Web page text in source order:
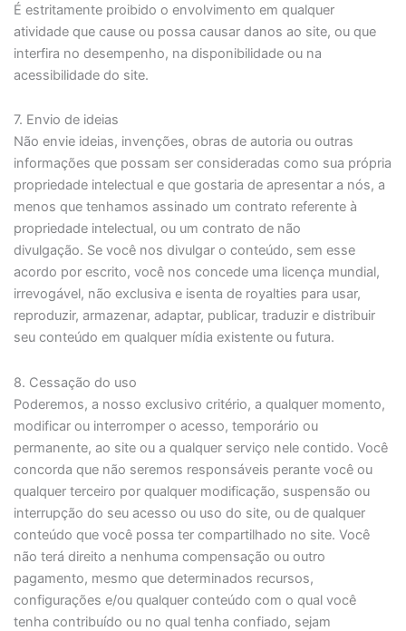
É estritamente proibido o envolvimento em qualquer
atividade que cause ou possa causar danos ao site, ou que
interfira no desempenho, na disponibilidade ou na
acessibilidade do site.
7. Envio de ideias
Não envie ideias, invenções, obras de autoria ou outras
informações que possam ser consideradas como sua própria
propriedade intelectual e que gostaria de apresentar a nós, a
menos que tenhamos assinado um contrato referente à
propriedade intelectual, ou um contrato de não
divulgação. Se você nos divulgar o conteúdo, sem esse
acordo por escrito, você nos concede uma licença mundial,
irrevogável, não exclusiva e isenta de royalties para usar,
reproduzir, armazenar, adaptar, publicar, traduzir e distribuir
seu conteúdo em qualquer mídia existente ou futura.
8. Cessação do uso
Poderemos, a nosso exclusivo critério, a qualquer momento,
modificar ou interromper o acesso, temporário ou
permanente, ao site ou a qualquer serviço nele contido. Você
concorda que não seremos responsáveis perante você ou
qualquer terceiro por qualquer modificação, suspensão ou
interrupção do seu acesso ou uso do site, ou de qualquer
conteúdo que você possa ter compartilhado no site. Você
não terá direito a nenhuma compensação ou outro
pagamento, mesmo que determinados recursos,
configurações e/ou qualquer conteúdo com o qual você
tenha contribuído ou no qual tenha confiado, sejam